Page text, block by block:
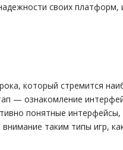
своих платформ,
который стремится
— ознакомление
понятные интерфейсы,
таким типы игр,